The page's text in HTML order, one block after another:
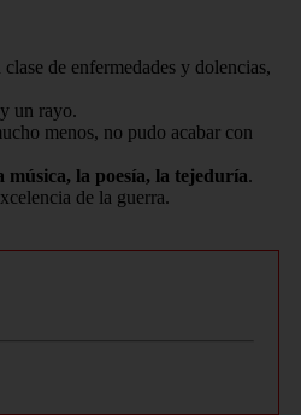
de enfermedades y dolencias,
un rayo.
menos, no pudo acabar con
música, la poesía, la tejeduría.
de la guerra.